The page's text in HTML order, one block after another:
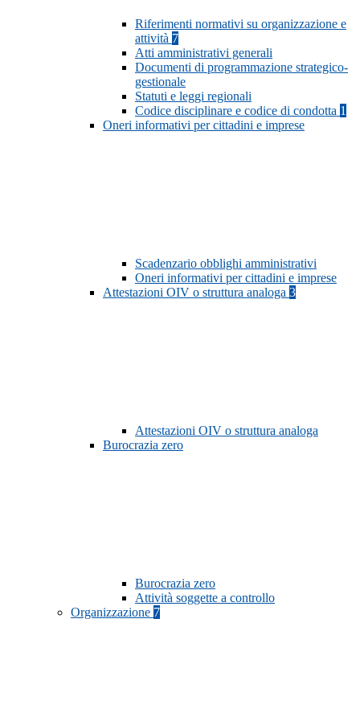
Riferimenti normativi su organizzazione e
attività 7
Atti amministrativi generali
Documenti di programmazione strategico-
gestionale
Statuti e leggi regionali
Codice disciplinare e codice di condotta 1
Oneri informativi per cittadini e imprese
Scadenzario obblighi amministrativi
Oneri informativi per cittadini e imprese
Attestazioni OIV o struttura analoga 3
Attestazioni OIV o struttura analoga
Burocrazia zero
Burocrazia zero
Attività soggette a controllo
Organizzazione 7